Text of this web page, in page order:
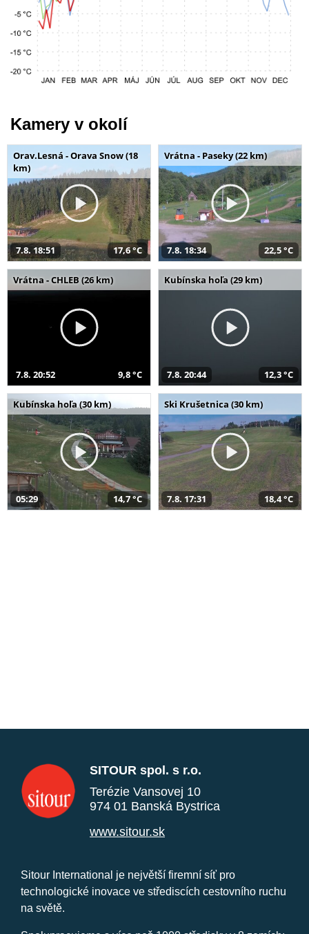
Kamery v okolí
Orav.Lesná - Orava Snow (18
km)
7.8. 18:51 17,6 °C
Vrátna - Paseky (22 km)
7.8. 18:34 22,5 °C
Vrátna - CHLEB (26 km)
7.8. 20:52 9,8 °C
Kubínska hoľa (29 km)
7.8. 20:44 12,3 °C
Kubínska hoľa (30 km)
05:29 14,7 °C
Ski Krušetnica (30 km)
7.8. 17:31 18,4 °C
SITOUR spol. s r.o.
Terézie Vansovej 10
974 01 Banská Bystrica
www.sitour.sk
Sitour International je největší firemní síť pro
technologické inovace ve střediscích cestovního ruchu
na světě.